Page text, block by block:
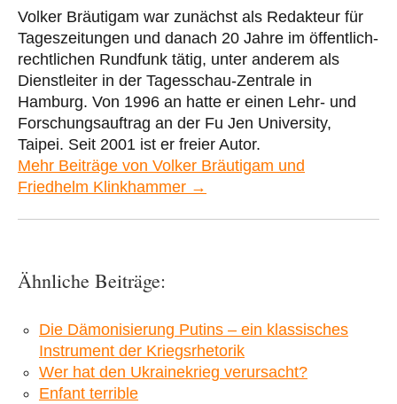
Volker Bräutigam war zunächst als Redakteur für
Tageszeitungen und danach 20 Jahre im öffentlich-
rechtlichen Rundfunk tätig, unter anderem als
Dienstleiter in der Tagesschau-Zentrale in
Hamburg. Von 1996 an hatte er einen Lehr- und
Forschungsauftrag an der Fu Jen University,
Taipei. Seit 2001 ist er freier Autor.
Mehr Beiträge von Volker Bräutigam und
Friedhelm Klinkhammer →
Ähnliche Beiträge:
Die Dämonisierung Putins – ein klassisches
Instrument der Kriegsrhetorik
Wer hat den Ukrainekrieg verursacht?
Enfant terrible